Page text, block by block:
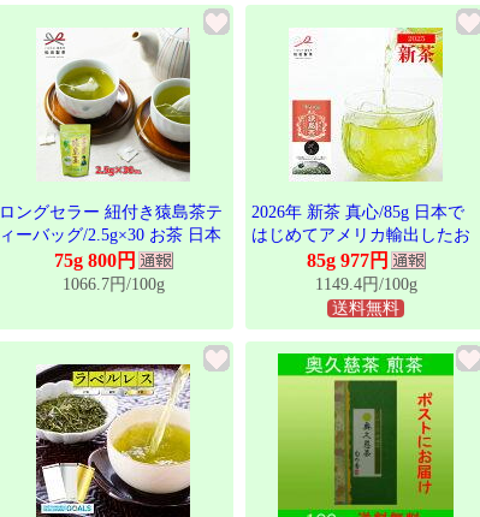
ティー ポリフェノール さしま
茶 国産茶葉 国内製造 茶葉
100%使用 さしま産 茨城 福袋
ロングセラー 紐付き猿島茶テ
ィーバッグ/2.5g×30 お茶 日本
茶 猿島茶 茨城県 産地直送 松
田製茶 らくらく お湯出し専用
75g 800円
1066.7円/100g
2026年 新茶 真心/85g 日本で
はじめてアメリカ輸出したお
茶茶葉 緑茶 送料無料 産地直
送 日本茶インストラクター 茨
城県 猿島茶 オフィス 息抜き
リーフ さしま茶 The first
Japanese tea to be exported to the
United States LEF-003
85g 977円
1149.4円/100g
送料無料